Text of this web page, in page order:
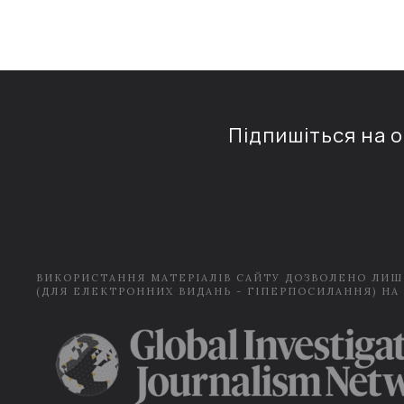
Підпишіться на
ВИКОРИСТАННЯ МАТЕРІАЛІВ САЙТУ ДОЗВОЛЕНО
(ДЛЯ ЕЛЕКТРОННИХ ВИДАНЬ - ГІПЕРПОСИЛАННЯ) НА